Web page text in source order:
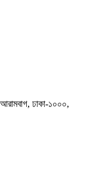
আরামবাগ, ঢাকা-১০০০,